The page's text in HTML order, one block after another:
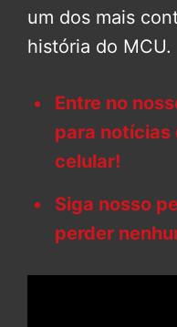
um dos mais
história do MCU.
Entre no
para notícias
celular!
Siga nosso
perder